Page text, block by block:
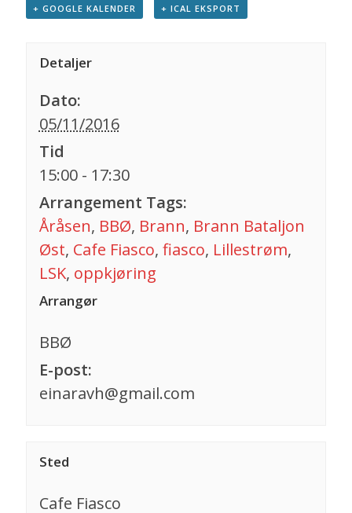
+ GOOGLE KALENDER + ICAL EKSPORT
Detaljer
Dato:
05/11/2016
Tid
15:00 - 17:30
Arrangement Tags:
Åråsen, BBØ, Brann, Brann Bataljon
Øst, Cafe Fiasco, fiasco, Lillestrøm,
LSK, oppkjøring
Arrangør
BBØ
E-post:
einaravh@gmail.com
Sted
Cafe Fiasco